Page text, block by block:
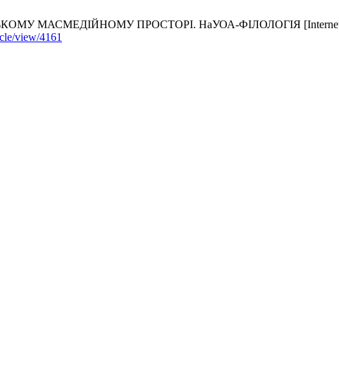
МАСМЕДІЙНОМУ ПРОСТОРІ. НаУОА-ФІЛОЛОГІЯ [Internet].
view/4161